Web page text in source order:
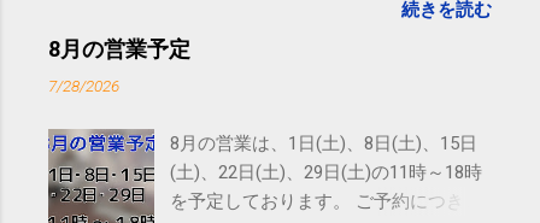
れないことがありますので、ご予約、
お問い合わせはSMS（ショートメッセ
続きを読む
8月の営業予定
7/28/2026
8月の営業は、1日(土)、8日(土)、15日
(土)、22日(土)、29日(土)の11時～18時
を予定しております。 ご予約につきま